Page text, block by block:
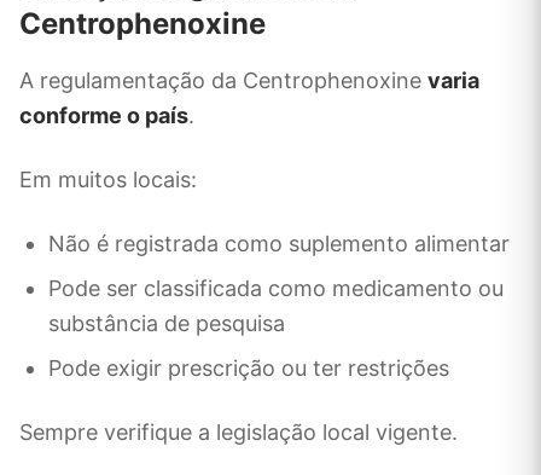
Centrophenoxine
A regulamentação da Centrophenoxine varia
conforme o país.
Em muitos locais:
Não é registrada como suplemento alimentar
Pode ser classificada como medicamento ou
substância de pesquisa
Pode exigir prescrição ou ter restrições
Sempre verifique a legislação local vigente.